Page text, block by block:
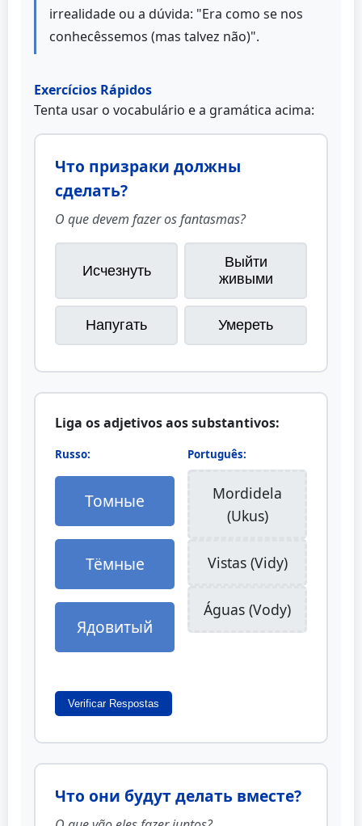
irrealidade ou a dúvida: "Era como se nos
conhecêssemos (mas talvez não)".
Exercícios Rápidos
Tenta usar o vocabulário e a gramática acima:
Что призраки должны
сделать?
O que devem fazer os fantasmas?
Исчезнуть
Выйти
живыми
Напугать Умереть
Liga os adjetivos aos substantivos:
Russo:
Томные
Тёмные
Ядовитый
Português:
Mordidela
(Ukus)
Vistas (Vidy)
Águas (Vody)
Verificar Respostas
Что они будут делать вместе?